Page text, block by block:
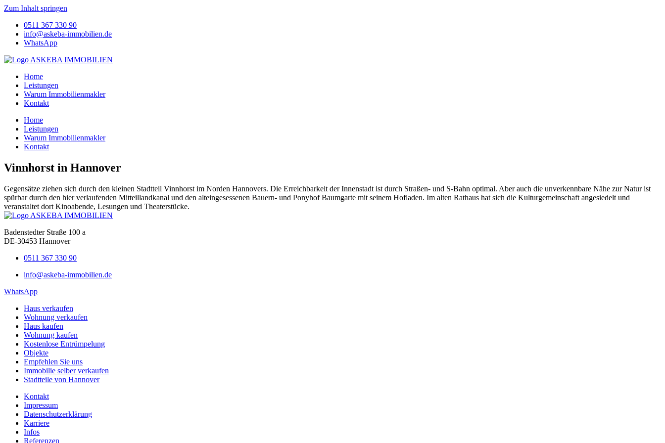
Zum Inhalt springen
0511 367 330 90
info@askeba-immobilien.de
WhatsApp
Home
Leistungen
Warum Immobilienmakler
Kontakt
Home
Leistungen
Warum Immobilienmakler
Kontakt
Vinnhorst in Hannover
Gegensätze ziehen sich durch den kleinen Stadtteil Vinnhorst im Norden Hannovers. Die Erreichbarkeit der Innenstadt ist durch Straßen- und S-Bahn optimal. Aber auch die unverkennbare Nähe zur Natur ist
spürbar durch den hier verlaufenden Mitteillandkanal und den alteingesessenen Bauern- und Ponyhof Baumgarte mit seinem Hofladen. Im alten Rathaus hat sich die Kulturgemeinschaft angesiedelt und
veranstaltet dort Kinoabende, Lesungen und Theaterstücke.
Badenstedter Straße 100 a
DE-30453 Hannover
0511 367 330 90
info@askeba-immobilien.de
WhatsApp
Haus verkaufen
Wohnung verkaufen
Haus kaufen
Wohnung kaufen
Kostenlose Entrümpelung
Objekte
Empfehlen Sie uns
Immobilie selber verkaufen
Stadtteile von Hannover
Kontakt
Impressum
Datenschutzerklärung
Karriere
Infos
Referenzen